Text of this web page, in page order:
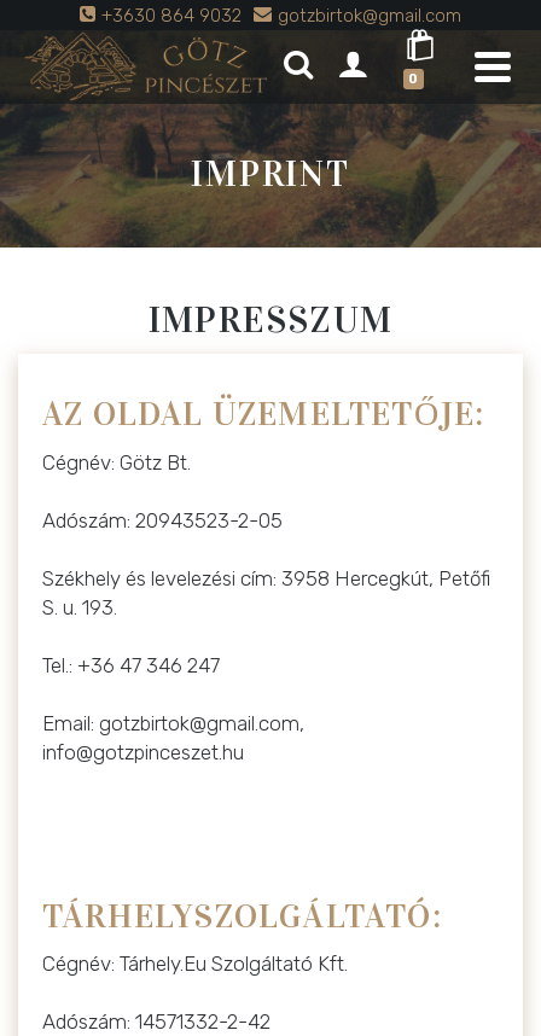
+3630 864 9032 gotzbirtok@gmail.com
0
IMPRINT
IMPRESSZUM
AZ OLDAL ÜZEMELTETŐJE:
Cégnév: Götz Bt.
Adószám: 20943523-2-05
Székhely és levelezési cím: 3958 Hercegkút, Petőfi
S. u. 193.
Tel.: +36 47 346 247
Email: gotzbirtok@gmail.com,
info@gotzpinceszet.hu
TÁRHELYSZOLGÁLTATÓ:
Cégnév: Tárhely.Eu Szolgáltató Kft.
Adószám: 14571332-2-42